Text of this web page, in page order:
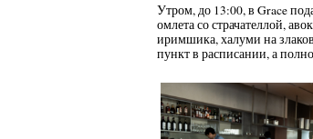
Утром, до 13:00, в Grace
омлета со страчателлой,
иримшика, халуми на
пункт в расписании, а